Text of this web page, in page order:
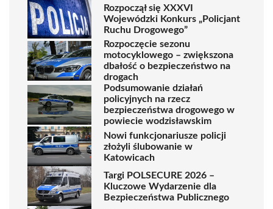
Rozpoczął się XXXVI
Wojewódzki Konkurs „Policjant
Ruchu Drogowego”
Rozpoczęcie sezonu
motocyklowego – zwiększona
dbałość o bezpieczeństwo na
drogach
Podsumowanie działań
policyjnych na rzecz
bezpieczeństwa drogowego w
powiecie wodzisławskim
Nowi funkcjonariusze policji
złożyli ślubowanie w
Katowicach
Targi POLSECURE 2026 –
Kluczowe Wydarzenie dla
Bezpieczeństwa Publicznego